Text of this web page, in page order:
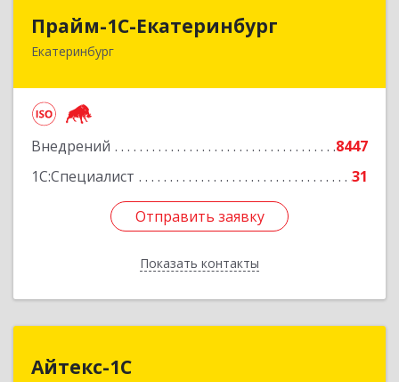
Прайм-1С-Екатеринбург
Екатеринбург
Внедрений
8447
1С:Специалист
31
Отправить заявку
Показать контакты
Прайм-1С-Екатеринбург
620142, Свердловская обл, Екатеринбург г, 8
Отправить заявку
Назад
Айтекс-1С